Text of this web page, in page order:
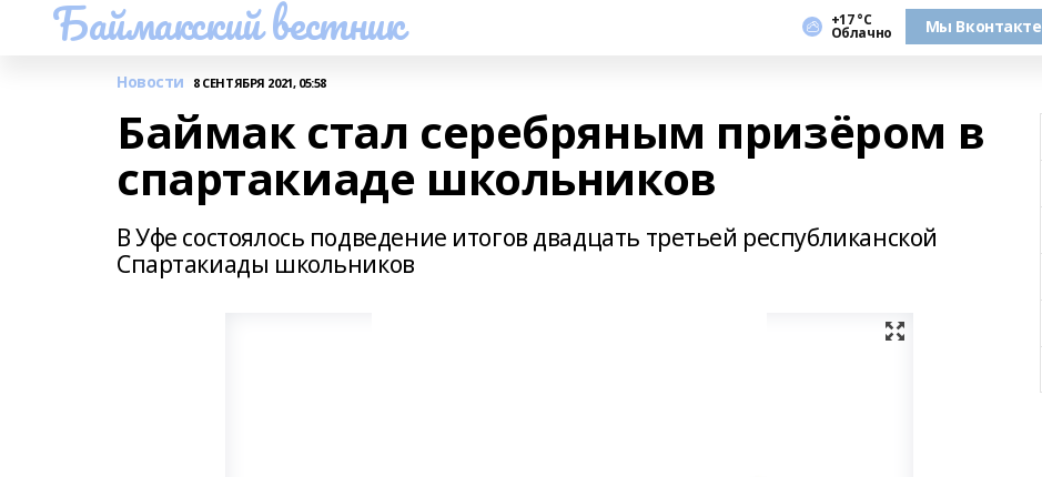
Баймакский вестник +17 °С
Облачно Мы Вконтакте
Новости 8 СЕНТЯБРЯ 2021, 05:58
Баймак стал серебряным призёром в
спартакиаде школьников
В Уфе состоялось подведение итогов двадцать третьей республиканской
Спартакиады школьников